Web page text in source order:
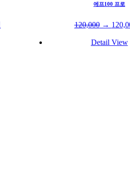
에프100 프로
120,000→
Detail View